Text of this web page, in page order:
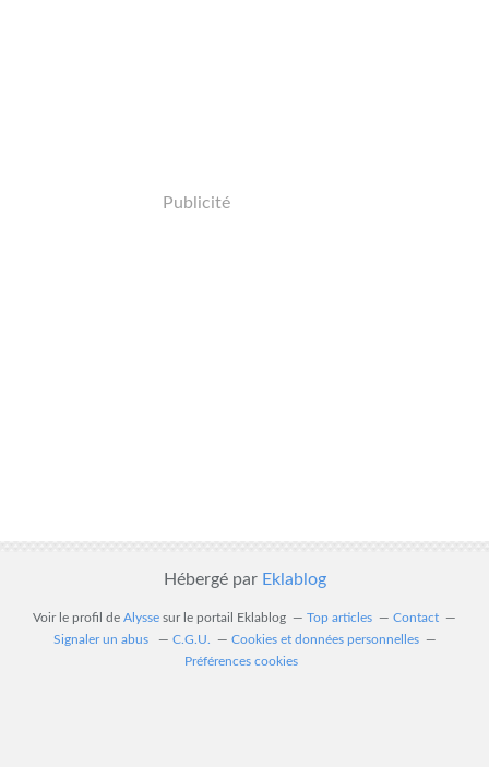
Publicité
Hébergé par Eklablog
Voir le profil de Alysse sur le portail Eklablog Top articles
Contact
Signaler un abus
C.G.U.
Cookies et données personnelles
Préférences cookies